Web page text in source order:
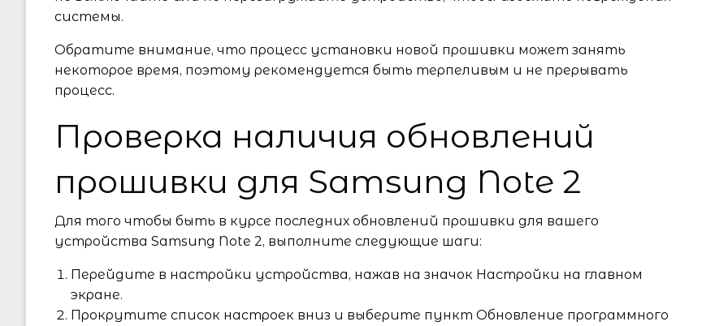
системы.
Обратите внимание, что процесс установки новой прошивки может занять
некоторое время, поэтому рекомендуется быть терпеливым и не прерывать
процесс.
Проверка наличия обновлений
прошивки для Samsung Note 2
Для того чтобы быть в курсе последних обновлений прошивки для вашего
устройства Samsung Note 2, выполните следующие шаги:
Перейдите в настройки устройства, нажав на значок Настройки на главном
экране.
Прокрутите список настроек вниз и выберите пункт Обновление программного